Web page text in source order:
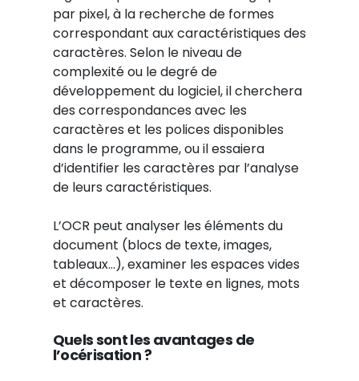
par pixel, à la recherche de formes
correspondant aux caractéristiques des
caractères. Selon le niveau de
complexité ou le degré de
développement du logiciel, il cherchera
des correspondances avec les
caractères et les polices disponibles
dans le programme, ou il essaiera
d’identifier les caractères par l’analyse
de leurs caractéristiques.
L’OCR peut analyser les éléments du
document (blocs de texte, images,
tableaux…), examiner les espaces vides
et décomposer le texte en lignes, mots
et caractères.
Quels sont les avantages de
l’océrisation ?